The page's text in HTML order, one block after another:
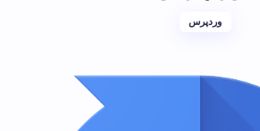
وردپرس